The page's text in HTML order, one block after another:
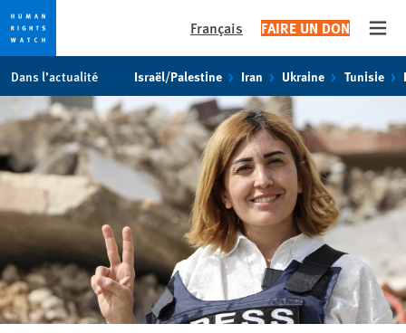
to
cookie
privacy
notice
to
main
content
Français FAIRE UN DON
Dans l’actualité Israël/Palestine Iran Ukraine Tunisie